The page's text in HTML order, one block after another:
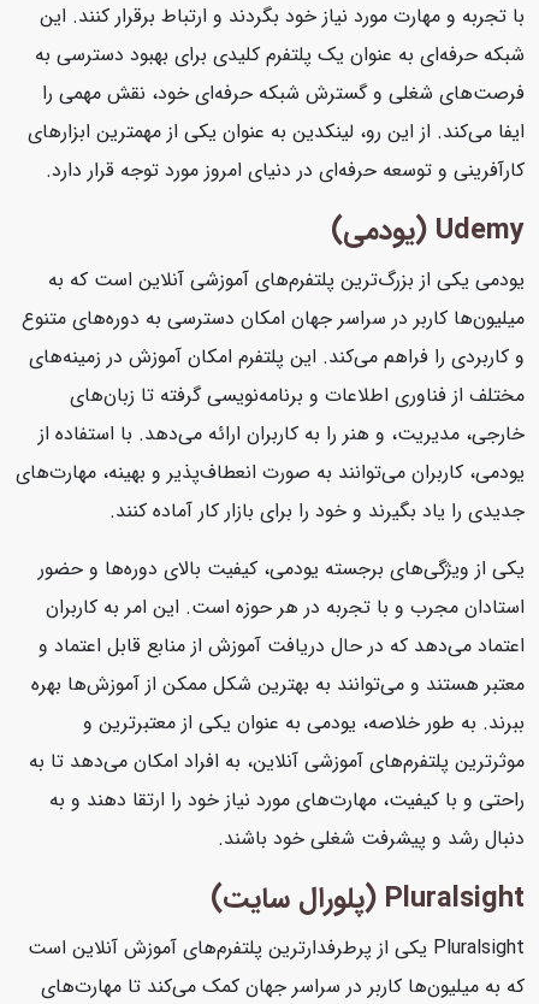
با تجربه و مهارت مورد نیاز خود بگردند و ارتباط برقرار کنند. این
شبکه حرفه‌ای به عنوان یک پلتفرم کلیدی برای بهبود دسترسی به
فرصت‌های شغلی و گسترش شبکه حرفه‌ای خود، نقش مهمی را
ایفا می‌کند. از این رو، لینکدین به عنوان یکی از مهمترین ابزارهای
کارآفرینی و توسعه حرفه‌ای در دنیای امروز مورد توجه قرار دارد.
Udemy (یودمی)
یودمی یکی از بزرگ‌ترین پلتفرم‌های آموزشی آنلاین است که به
میلیون‌ها کاربر در سراسر جهان امکان دسترسی به دوره‌های متنوع
و کاربردی را فراهم می‌کند. این پلتفرم امکان آموزش در زمینه‌های
مختلف از فناوری اطلاعات و برنامه‌نویسی گرفته تا زبان‌های
خارجی، مدیریت، و هنر را به کاربران ارائه می‌دهد. با استفاده از
یودمی، کاربران می‌توانند به صورت انعطاف‌پذیر و بهینه، مهارت‌های
جدیدی را یاد بگیرند و خود را برای بازار کار آماده کنند.
یکی از ویژگی‌های برجسته یودمی، کیفیت بالای دوره‌ها و حضور
استادان مجرب و با تجربه در هر حوزه است. این امر به کاربران
اعتماد می‌دهد که در حال دریافت آموزش از منابع قابل اعتماد و
معتبر هستند و می‌توانند به بهترین شکل ممکن از آموزش‌ها بهره
ببرند. به طور خلاصه، یودمی به عنوان یکی از معتبرترین و
موثرترین پلتفرم‌های آموزشی آنلاین، به افراد امکان می‌دهد تا به
راحتی و با کیفیت، مهارت‌های مورد نیاز خود را ارتقا دهند و به
دنبال رشد و پیشرفت شغلی خود باشند.
Pluralsight (پلورال سایت)
Pluralsight یکی از پرطرفدارترین پلتفرم‌های آموزش آنلاین است
که به میلیون‌ها کاربر در سراسر جهان کمک می‌کند تا مهارت‌های